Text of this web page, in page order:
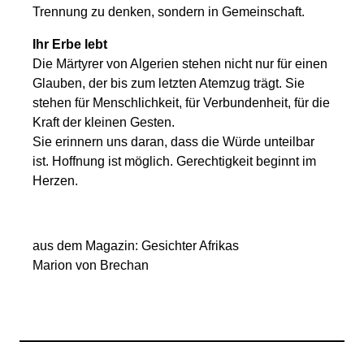
Trennung zu denken, sondern in Gemeinschaft.
Ihr Erbe lebt
Die Märtyrer von Algerien stehen nicht nur für einen
Glauben, der bis zum letzten Atemzug trägt. Sie
stehen für Menschlichkeit, für Verbundenheit, für die
Kraft der kleinen Gesten.
Sie erinnern uns daran, dass die Würde unteilbar
ist. Hoffnung ist möglich. Gerechtigkeit beginnt im
Herzen.
aus dem Magazin: Gesichter Afrikas
Marion von Brechan